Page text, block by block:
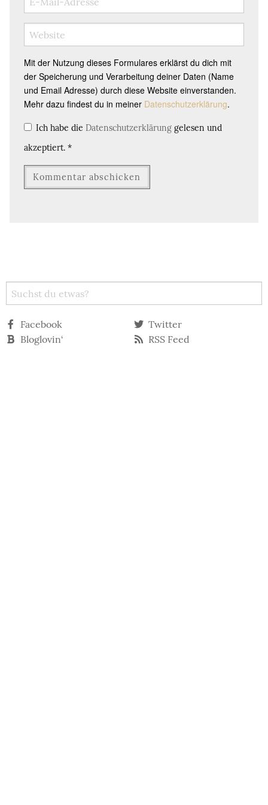
Mit der Nutzung dieses Formulares erklärst du dich mit
der Speicherung und Verarbeitung deiner Daten (Name
und Email Adresse) durch diese Website einverstanden.
Mehr dazu findest du in meiner Datenschutzerklärung.
Ich habe die Datenschutzerklärung gelesen und
akzeptiert. *
Facebook
Twitter
Bloglovin‘
RSS Feed